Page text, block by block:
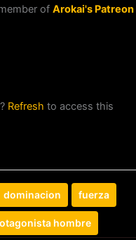
of Arokai's Patreon
Refresh to access this
dominacion fuerza
hombre